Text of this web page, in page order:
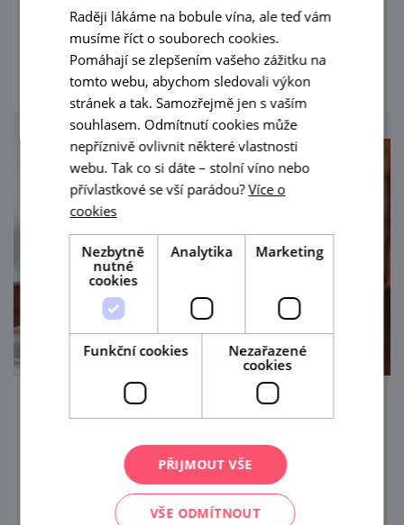
výrobků z domácích farem z blízkého okolí.
prohlédnout
12. 8. '26
Ochutnáte 6 pečlivě vybraných vzorků vín
(0,5 dcl) z našeho portfolia doplněných
Raději lákáme na bobule vína, ale teď vám
musíme říct o souborech cookies.
Pomáhají se zlepšením vašeho zážitku na
tomto webu, abychom sledovali výkon
stránek a tak. Samozřejmě jen s vaším
souhlasem. Odmítnutí cookies může
nepříznivě ovlivnit některé vlastnosti
webu. Tak co si dáte – stolní víno nebo
přívlastkové se vší parádou?Více o
cookies
Nezbytně
nutné
cookies
Analytika Marketing
Funkční cookies
Nezařazené
cookies
PŘIJMOUT VŠE
VŠE ODMÍTNOUT